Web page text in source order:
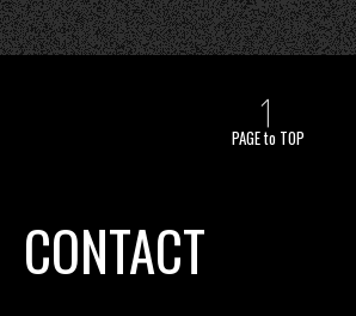
PAGE to TOP
CONTACT